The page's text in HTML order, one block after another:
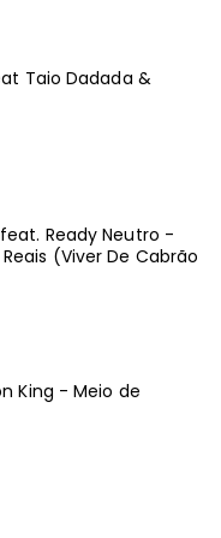
Taio Dadada &
Ready Neutro -
(Viver De Cabrão
King - Meio de